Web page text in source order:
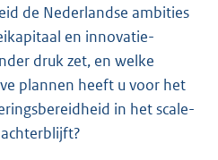
de Nederlandse ambities
en innovatie-
druk zet, en welke
plannen heeft u voor het
in het scale-